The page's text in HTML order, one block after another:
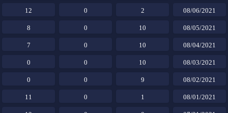
08/06/2021
2
0
12
08/05/2021
10
0
8
08/04/2021
10
0
7
08/03/2021
10
0
0
08/02/2021
9
0
0
08/01/2021
1
0
11